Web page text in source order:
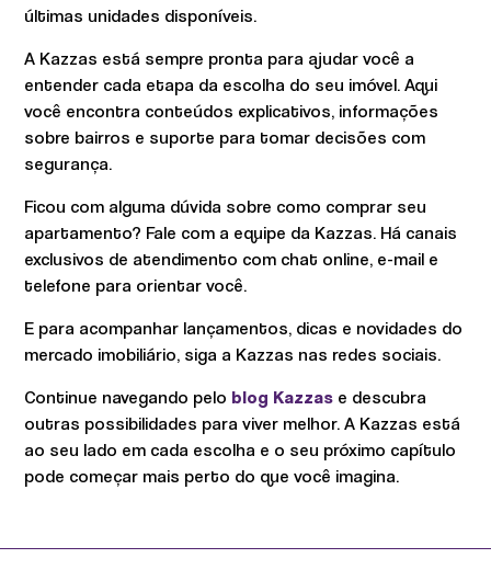
últimas unidades disponíveis.
A Kazzas está sempre pronta para ajudar você a
entender cada etapa da escolha do seu imóvel. Aqui
você encontra conteúdos explicativos, informações
sobre bairros e suporte para tomar decisões com
segurança.
Ficou com alguma dúvida sobre como comprar seu
apartamento? Fale com a equipe da Kazzas. Há canais
exclusivos de atendimento com chat online, e-mail e
telefone para orientar você.
E para acompanhar lançamentos, dicas e novidades do
mercado imobiliário, siga a Kazzas nas redes sociais.
Continue navegando pelo blog Kazzas e descubra
outras possibilidades para viver melhor. A Kazzas está
ao seu lado em cada escolha e o seu próximo capítulo
pode começar mais perto do que você imagina.